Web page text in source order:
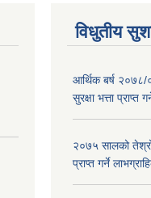
विधुतीय
आर्थिक बर्ष २०७८/
सुरक्षा भत्ता प्राप्त
२०७५ सालको तेश्रो
प्राप्त गर्ने